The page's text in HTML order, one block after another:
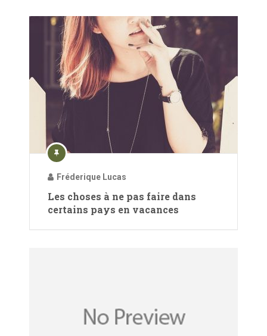
Fréderique Lucas
Les choses à ne pas faire dans
certains pays en vacances